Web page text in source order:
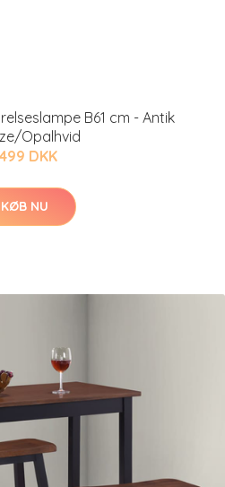
B61 cm - Antik
Opalhvid
DKK
KØB NU